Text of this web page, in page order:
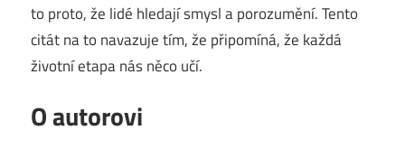
to proto, že lidé hledají smysl a porozumění. Tento
citát na to navazuje tím, že připomíná, že každá
životní etapa nás něco učí.
O autorovi